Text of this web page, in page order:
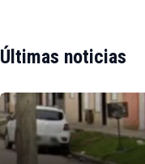
Últimas noticias